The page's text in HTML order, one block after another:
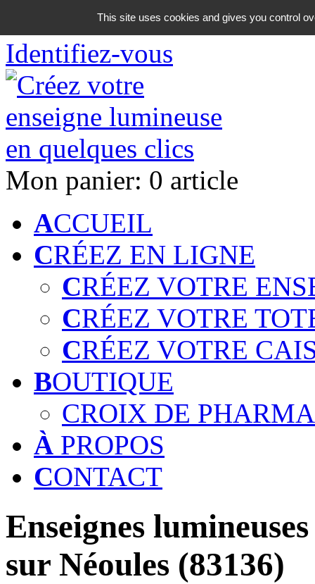
06 18 42 08 59
Identifiez-vous
Mon panier: 0 article
ACCUEIL
CRÉEZ EN LIGNE
CRÉEZ VOTRE
CRÉEZ VOTRE
CRÉEZ VOTRE
BOUTIQUE
CROIX DE
À PROPOS
CONTACT
Enseignes
sur Néoules (83136)
This site uses cookies and gives you control